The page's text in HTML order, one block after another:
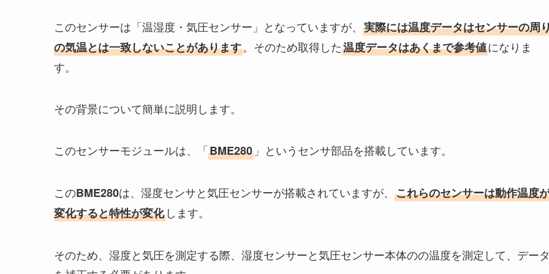
このセンサーは「温湿度・気圧センサー」となっていますが、 実際には温度データはセンサーの周
の気温とは一致しないことがあります。そのため取得した温度データはあくまで参考値になりま
す。
その背景について簡単に説明します。
このセンサーモジュールは、「BME280 」というセンサ部品を搭載しています。
このBME280は、湿度センサと気圧センサーが搭載されていますが、 これらのセンサーは動作温度
変化すると特性が変化 します。
そのため、湿度と気圧を測定する際、湿度センサーと気圧センサー本体のの温度を測定して、データ